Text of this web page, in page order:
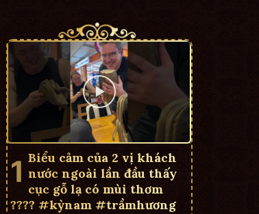
Biểu cảm của 2 vị khách
nước ngoài lần đầu thấy
cục gỗ lạ có mùi thơm
???? #kỳnam #trầmhương